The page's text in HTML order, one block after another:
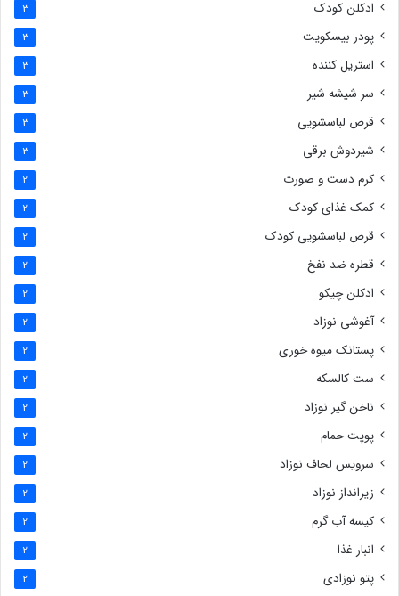
ادکلن کودک 3
پودر بیسکویت 3
استریل کننده 3
سر شیشه شیر 3
قرص لباسشویی 3
شیردوش برقی 3
کرم دست و صورت 2
کمک غذای کودک 2
قرص لباسشویی کودک 2
قطره ضد نفخ 2
ادکلن چیکو 2
آغوشی نوزاد 2
پستانک میوه خوری 2
ست کالسکه 2
ناخن گیر نوزاد 2
پوپت حمام 2
سرویس لحاف نوزاد 2
زیرانداز نوزاد 2
کیسه آب گرم 2
انبار غذا 2
پتو نوزادی 2